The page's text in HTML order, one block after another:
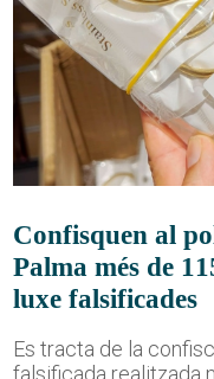
Confisquen al
Palma més de
luxe falsificades
Es tracta de la
falsificada realitzada